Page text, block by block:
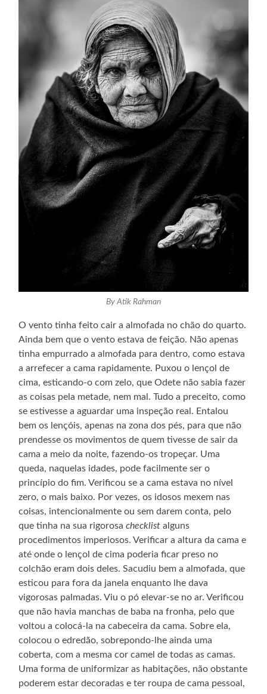
By Atik Rahman
O vento tinha feito cair a almofada no chão do quarto.
Ainda bem que o vento estava de feição. Não apenas
tinha empurrado a almofada para dentro, como estava
a arrefecer a cama rapidamente. Puxou o lençol de
cima, esticando-o com zelo, que Odete não sabia fazer
as coisas pela metade, nem mal. Tudo a preceito, como
se estivesse a aguardar uma inspeção real. Entalou
bem os lençóis, apenas na zona dos pés, para que não
prendesse os movimentos de quem tivesse de sair da
cama a meio da noite, fazendo-os tropeçar. Uma
queda, naquelas idades, pode facilmente ser o
princípio do fim. Verificou se a cama estava no nível
zero, o mais baixo. Por vezes, os idosos mexem nas
coisas, intencionalmente ou sem darem conta, pelo
que tinha na sua rigorosachecklist alguns
procedimentos imperiosos. Verificar a altura da cama e
até onde o lençol de cima poderia ficar preso no
colchão eram dois deles. Sacudiu bem a almofada, que
esticou para fora da janela enquanto lhe dava
vigorosas palmadas. Viu o pó elevar-se no ar. Verificou
que não havia manchas de baba na fronha, pelo que
voltou a colocá-la na cabeceira da cama. Sobre ela,
colocou o edredão, sobrepondo-lhe ainda uma
coberta, com a mesma cor camel de todas as camas.
Uma forma de uniformizar as habitações, não obstante
poderem estar decoradas e ter roupa de cama pessoal,